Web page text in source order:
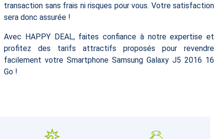
transaction sans frais ni risques pour vous. Votre satisfaction
sera donc assurée !
Avec HAPPY DEAL, faites confiance à notre expertise et
profitez des tarifs attractifs proposés pour revendre
facilement votre Smartphone Samsung Galaxy J5 2016 16
Go !